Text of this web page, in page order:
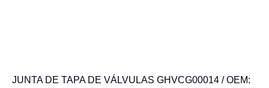
JUNTA DE TAPA DE VÁLVULAS GHVCG00014 / OEM: